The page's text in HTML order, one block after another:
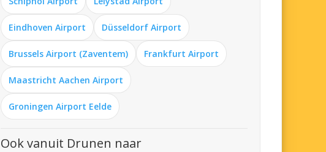
Eindhoven Airport Düsseldorf Airport
Brussels Airport (Zaventem) Frankfurt Airport
Maastricht Aachen Airport
Groningen Airport Eelde
Ook vanuit Drunen naar